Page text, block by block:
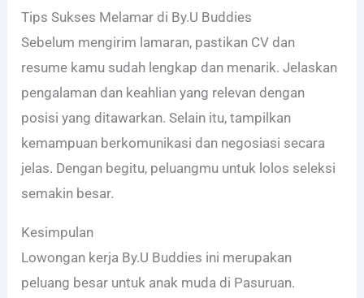
Tips Sukses Melamar di By.U Buddies
Sebelum mengirim lamaran, pastikan CV dan
resume kamu sudah lengkap dan menarik. Jelaskan
pengalaman dan keahlian yang relevan dengan
posisi yang ditawarkan. Selain itu, tampilkan
kemampuan berkomunikasi dan negosiasi secara
jelas. Dengan begitu, peluangmu untuk lolos seleksi
semakin besar.
Kesimpulan
Lowongan kerja By.U Buddies ini merupakan
peluang besar untuk anak muda di Pasuruan.